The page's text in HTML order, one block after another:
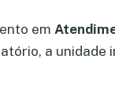
em
a unidade